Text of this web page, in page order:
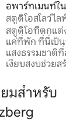
จาก 5, 29 รีวิว
อพาร์ทเมนท์ใน
สตูดิโอสโลว์ไลฟ์ส
สตูดิโอที่ตกแต่งอ
แค่ที่พัก ที่นี่เป็นบ้า
แสงธรรมชาติที่ส่อ
เงียบสงบช่วยสร้า
นท์แห่งนี้ตั้งอยู่ใน
การดูแลอย่างดีแล
บริการในระหว่างก
ฉันสำหรับผู้เข้าพั
มสำหรับ